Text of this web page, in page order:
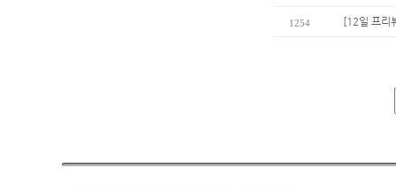
1254 [12일 프리